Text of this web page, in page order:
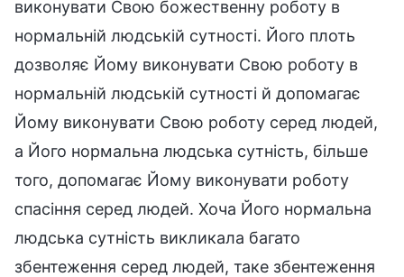
виконувати Свою божественну роботу в
нормальній людській сутності. Його плоть
дозволяє Йому виконувати Свою роботу в
нормальній людській сутності й допомагає
Йому виконувати Свою роботу серед людей,
а Його нормальна людська сутність, більше
того, допомагає Йому виконувати роботу
спасіння серед людей. Хоча Його нормальна
людська сутність викликала багато
збентеження серед людей, таке збентеження